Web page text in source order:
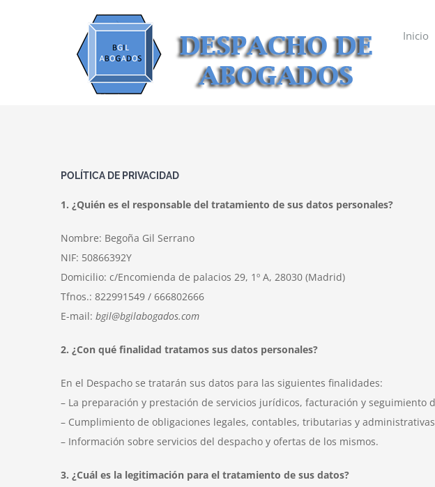
Inicio
POLÍTICA DE PRIVACIDAD
1. ¿Quién es el responsable del tratamiento de sus datos personales?
Nombre: Begoña Gil Serrano
NIF: 50866392Y
Domicilio: c/Encomienda de palacios 29, 1º A, 28030 (Madrid)
Tfnos.: 822991549 / 666802666
E-mail: bgil@bgilabogados.com
2. ¿Con qué finalidad tratamos sus datos personales?
En el Despacho se tratarán sus datos para las siguientes finalidades:
– La preparación y prestación de servicios jurídicos, facturación y seguimiento
– Cumplimiento de obligaciones legales, contables, tributarias y
– Información sobre servicios del despacho y ofertas de los mismos.
3. ¿Cuál es la legitimación para el tratamiento de sus datos?